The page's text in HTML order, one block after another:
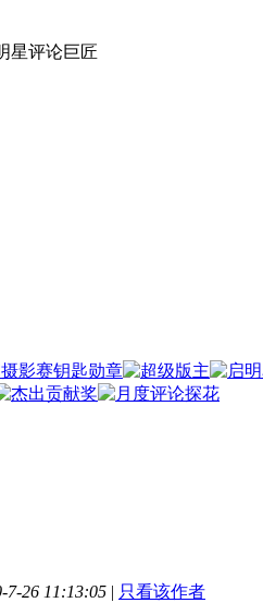
星评论巨匠
7-26 11:13:05 | 只看该作者